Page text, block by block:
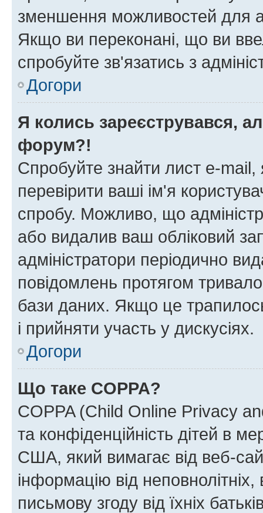
зменшення можливостей для
Якщо ви переконані, що ви
спробуйте зв'язатись з
Догори
Я колись зареєструвався,
форум?!
Спробуйте знайти лист e-mail,
перевірити ваші ім'я
спробу. Можливо, що
або видалив ваш обліковий
адміністратори періодично
повідомлень протягом
бази даних. Якщо це
і прийняти участь у дискусіях.
Догори
Що таке COPPA?
COPPA (Child Online Privacy
та конфіденційність дітей в
США, який вимагає від веб-
інформацію від
письмову згоду від їхніх